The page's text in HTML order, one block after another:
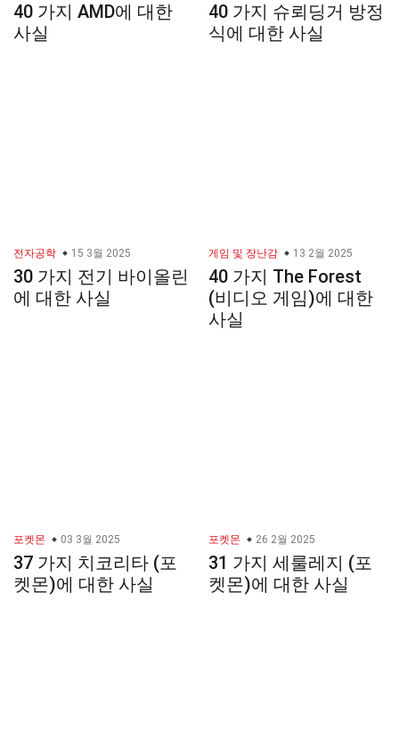
40 가지 AMD에 대한
사실
40 가지 슈뢰딩거 방정
식에 대한 사실
전자공학 15 3월 2025
30 가지 전기 바이올린
에 대한 사실
게임 및 장난감 13 2월 2025
40 가지 The Forest
(비디오 게임)에 대한
사실
포켓몬 03 3월 2025
37 가지 치코리타 (포
켓몬)에 대한 사실
포켓몬 26 2월 2025
31 가지 세룰레지 (포
켓몬)에 대한 사실